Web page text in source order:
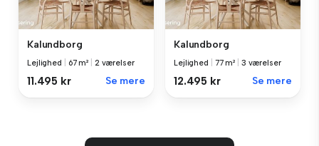
Kalundborg
Lejlighed 67 m² 2 værelser
11.495 kr Se mere
Kalundborg
Lejlighed 77 m² 3 værelser
12.495 kr Se mere